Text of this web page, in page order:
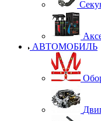
АВТОМОБИЛЬ